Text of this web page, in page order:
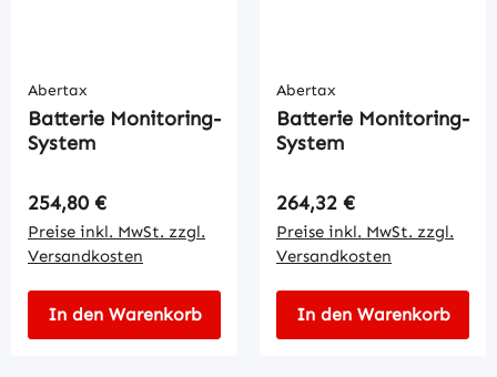
Abertax
Batterie Monitoring-
System
Regulärer Preis:
254,80 €
Preise inkl. MwSt. zzgl.
Versandkosten
In den Warenkorb
Abertax
Batterie Monitoring-
System
Regulärer Preis:
264,32 €
Preise inkl. MwSt. zzgl.
Versandkosten
In den Warenkorb